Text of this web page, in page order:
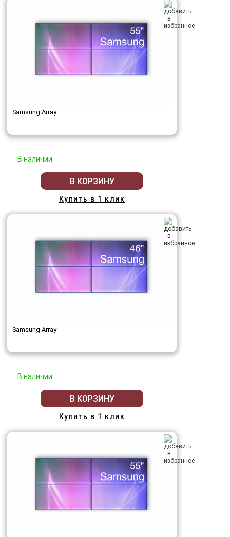
Samsung Array
В наличии
В КОРЗИНУ
Купить в 1 клик
Samsung Array
В наличии
В КОРЗИНУ
Купить в 1 клик